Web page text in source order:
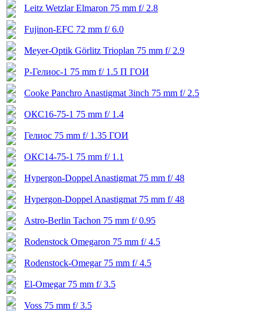
Leitz Wetzlar Elmaron 75 mm f/ 2.8
Fujinon-EFC 72 mm f/ 6.0
Meyer-Optik Görlitz Trioplan 75 mm f/ 2.9
Р-Гелиос-1 75 mm f/ 1.5 П ГОИ
Cooke Panchro Anastigmat 3inch 75 mm f/ 2.5
ОКС16-75-1 75 mm f/ 1.4
Гелиос 75 mm f/ 1.35 ГОИ
ОКС14-75-1 75 mm f/ 1.1
Hypergon-Doppel Anastigmat 75 mm f/ 48
Hypergon-Doppel Anastigmat 75 mm f/ 48
Astro-Berlin Tachon 75 mm f/ 0.95
Rodenstock Omegaron 75 mm f/ 4.5
Rodenstock-Omegar 75 mm f/ 4.5
El-Omegar 75 mm f/ 3.5
Voss 75 mm f/ 3.5